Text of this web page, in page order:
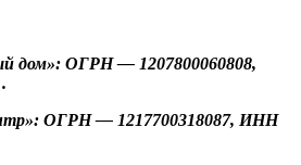
дом»: ОГРН — 1207800060808,
ОГРН — 1217700318087, ИНН